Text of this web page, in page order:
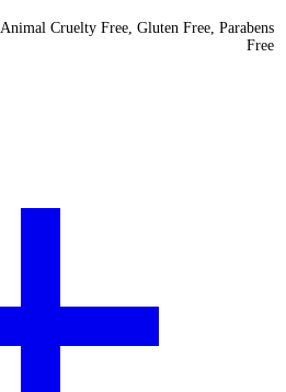
Animal Cruelty Free, Gluten Free, Parabens
Free